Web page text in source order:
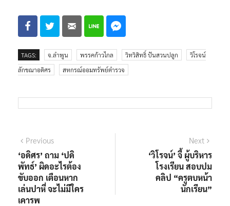
TAGS: จ.ลำพูน พรรคก้าวไกล วิทวิสิทธิ์ ปันสวนปลูก
วิโรจน์
ลักขณาอดิศร
สหกรณ์ออมทรัพย์ตำรวจ
แนะแนว
เรื่อง
PreviousPrevious
post:
‘อดิศร’ ถาม ‘ปดิ
พัทธ์’ ผิดอะไรต้อง
ขับออก เตือนหาก
เล่นปาหี่ จะไม่มีใคร
เคารพ
Next
post:
‘วิโรจน์’ จี้ ผู้บริหาร
โรงเรียน สอบปม
คลิป “ครูตบหน้า
นักเรียน”